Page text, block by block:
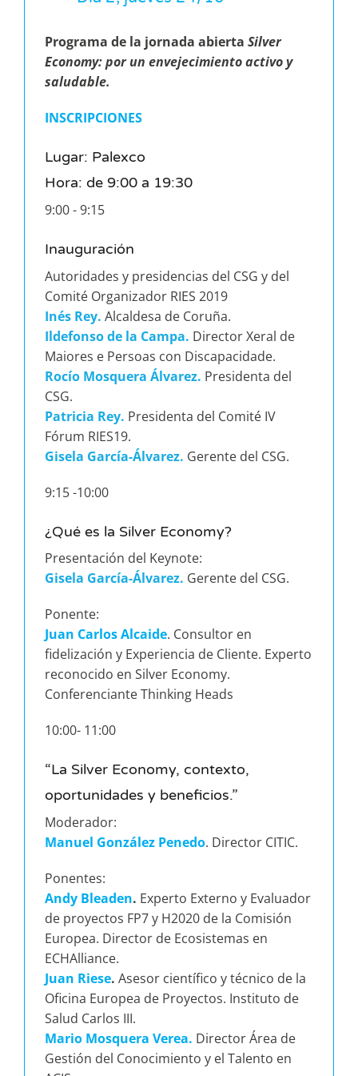
Programa de la jornada abierta Silver
Economy: por un envejecimiento activo y
saludable.
INSCRIPCIONES
Lugar: Palexco
Hora: de 9:00 a 19:30
9:00 - 9:15
Inauguración
Autoridades y presidencias del CSG y del
Comité Organizador RIES 2019
Inés Rey. Alcaldesa de Coruña.
Ildefonso de la Campa. Director Xeral de
Maiores e Persoas con Discapacidade.
Rocío Mosquera Álvarez. Presidenta del
CSG.
Patricia Rey. Presidenta del Comité IV
Fórum RIES19.
Gisela García-Álvarez. Gerente del CSG.
9:15 -10:00
¿Qué es la Silver Economy?
Presentación del Keynote:
Gisela García-Álvarez. Gerente del CSG.
Ponente:
Juan Carlos Alcaide. Consultor en
fidelización y Experiencia de Cliente. Experto
reconocido en Silver Economy.
Conferenciante Thinking Heads
10:00- 11:00
“La Silver Economy, contexto,
oportunidades y beneficios.”
Moderador:
Manuel González Penedo. Director CITIC.
Ponentes:
Andy Bleaden. Experto Externo y Evaluador
de proyectos FP7 y H2020 de la Comisión
Europea. Director de Ecosistemas en
ECHAlliance.
Juan Riese. Asesor científico y técnico de la
Oficina Europea de Proyectos. Instituto de
Salud Carlos III.
Mario Mosquera Verea. Director Área de
Gestión del Conocimiento y el Talento en